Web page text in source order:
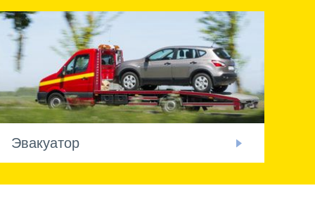
Эвакуатор